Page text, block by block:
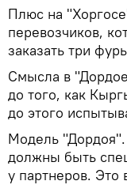
Плюс на
перевозчиков,
заказать три
Смысла в
до того, как
до этого
Модель "Дордоя".
должны быть
у партнеров. Это